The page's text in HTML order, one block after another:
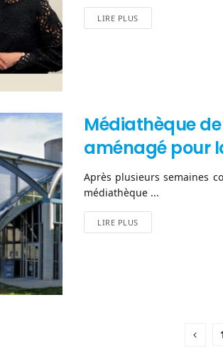
LIRE PLUS
Médiathèque
aménagé pour
Après plusieurs semaines
médiathèque ...
LIRE PLUS